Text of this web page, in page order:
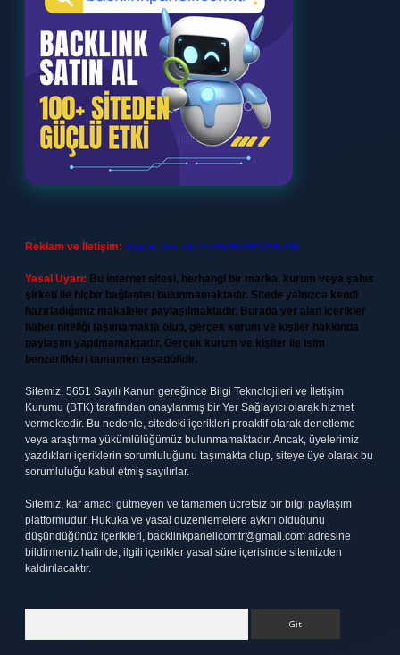
Reklam ve İletişim: Skype: live:.cid.575569c608265c69
Yasal Uyarı: Bu internet sitesi, herhangi bir marka, kurum veya şahıs
şirketi ile hiçbir bağlantısı bulunmamaktadır. Sitede yalnızca kendi
hazırladığımız makaleler paylaşılmaktadır. Burada yer alan içerikler
haber niteliği taşımamakta olup, gerçek kurum ve kişiler hakkında
paylaşım yapılmamaktadır. Gerçek kurum ve kişiler ile isim
benzerlikleri tamamen tesadüfidir.
Sitemiz, 5651 Sayılı Kanun gereğince Bilgi Teknolojileri ve İletişim
Kurumu (BTK) tarafından onaylanmış bir Yer Sağlayıcı olarak hizmet
vermektedir. Bu nedenle, sitedeki içerikleri proaktif olarak denetleme
veya araştırma yükümlülüğümüz bulunmamaktadır. Ancak, üyelerimiz
yazdıkları içeriklerin sorumluluğunu taşımakta olup, siteye üye olarak bu
sorumluluğu kabul etmiş sayılırlar.
Sitemiz, kar amacı gütmeyen ve tamamen ücretsiz bir bilgi paylaşım
platformudur. Hukuka ve yasal düzenlemelere aykırı olduğunu
düşündüğünüz içerikleri, backlinkpanelicomtr@gmail.com adresine
bildirmeniz halinde, ilgili içerikler yasal süre içerisinde sitemizden
kaldırılacaktır.